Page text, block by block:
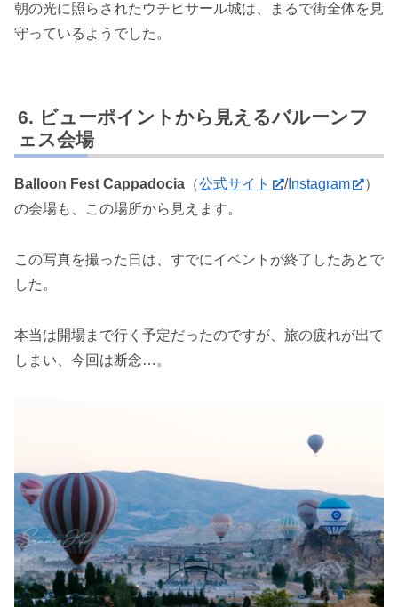
朝の光に照らされたウチヒサール城は、まるで街全体を見
守っているようでした。
ビューポイントから見えるバルーンフ
ェス会場
Balloon Fest Cappadocia （公式サイト /Instagram
）
の会場も、この場所から見えます。
この写真を撮った日は、すでにイベントが終了したあとで
した。
本当は開場まで行く予定だったのですが、旅の疲れが出て
しまい、今回は断念…。